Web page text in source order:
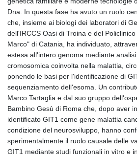
KGS
KHR
KMF
KRW
KWD
KYD
KZT
LAK
LBP
LKR
LRD
LSL
LTL
Dna. In questa fase ha avuto un ruolo
che, insieme ai biologi dei laboratori di
dell'IRCCS Oasi di Troina e del
Marco" di Catania, ha individuato,
estesa all'intero genoma mediante
cromosomica coinvolta nella malattia,
ponendo le basi per l'identificazione di
sequenziamento dell'esoma. Un
Marco Tartaglia e dal suo gruppo
Bambino Gesù di Roma che, dopo aver
identificato GIT1 come gene malattia
condizione del neurosviluppo, hanno
sperimentalmente il ruolo causale delle
GIT1 mediante studi funzionali in vitro e